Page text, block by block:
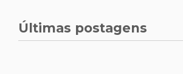
Últimas postagens